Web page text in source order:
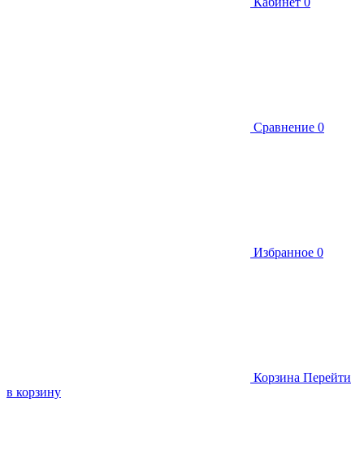
Сравнение 0
Избранное 0
Корзина Перейти
в корзину